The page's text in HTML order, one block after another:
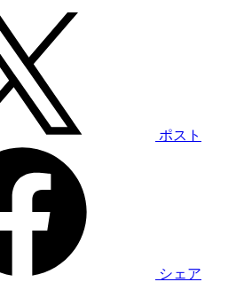
ポスト
シェア